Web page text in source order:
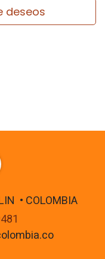
deseos
• COLOMBIA